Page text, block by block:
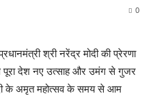
0
श्री नरेंद्र मोदी की प्रेरणा
पूरा देश नए उत्साह और उमंग से गुजर
के अमृत महोत्सव के समय से आम